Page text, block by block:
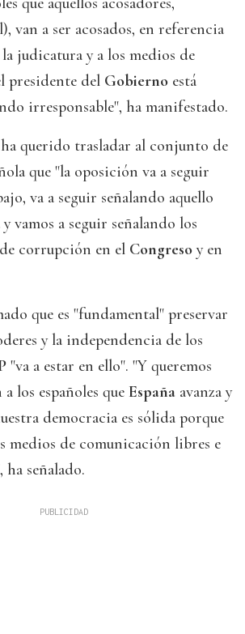
van a ser acosados, en referencia
judicatura y a los medios de
presidente del Gobierno está
irresponsable", ha manifestado.
querido trasladar al conjunto de
que "la oposición va a seguir
va a seguir señalando aquello
vamos a seguir señalando los
corrupción en el Congreso y en
que es "fundamental" preservar
y la independencia de los
"va a estar en ello". "Y queremos
los españoles que España avanza y
democracia es sólida porque
medios de comunicación libres e
señalado.